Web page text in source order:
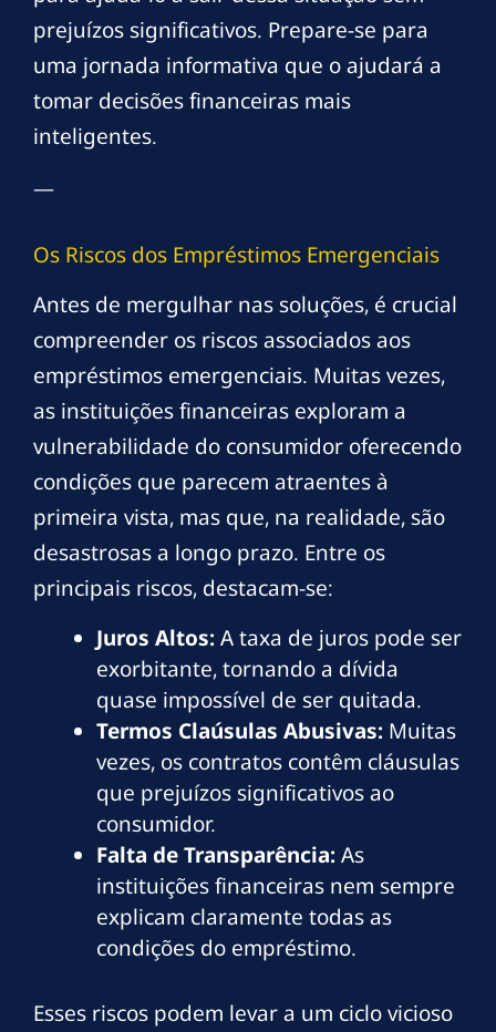
prejuízos significativos. Prepare-se para
uma jornada informativa que o ajudará a
tomar decisões financeiras mais
inteligentes.
—
Os Riscos dos Empréstimos Emergenciais
Antes de mergulhar nas soluções, é crucial
compreender os riscos associados aos
empréstimos emergenciais. Muitas vezes,
as instituições financeiras exploram a
vulnerabilidade do consumidor oferecendo
condições que parecem atraentes à
primeira vista, mas que, na realidade, são
desastrosas a longo prazo. Entre os
principais riscos, destacam-se:
Juros Altos:A taxa de juros pode ser
exorbitante, tornando a dívida
quase impossível de ser quitada.
Termos Claúsulas Abusivas: Muitas
vezes, os contratos contêm cláusulas
que prejuízos significativos ao
consumidor.
Falta de Transparência:As
instituições financeiras nem sempre
explicam claramente todas as
condições do empréstimo.
Esses riscos podem levar a um ciclo vicioso